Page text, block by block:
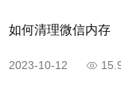
如何清理微信内存
2023-10-12